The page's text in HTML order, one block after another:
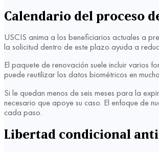
Calendario del proceso
USCIS anima a los beneficiarios actuales a
la solicitud dentro de este plazo ayuda a
El paquete de renovación suele incluir varios
puede reutilizar los datos biométricos en
Si le quedan menos de seis meses para la
necesario que apoye su caso. El enfoque de
cada paso.
Libertad condicional